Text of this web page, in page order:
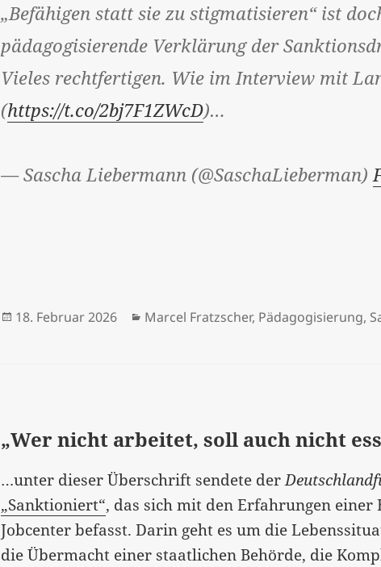
„Befähigen statt sie zu stigmatisieren“ ist
pädagogisierende Verklärung der
Vieles rechtfertigen. Wie im Interview mit
(https://t.co/2bj7F1ZWcD)…
— Sascha Liebermann (@SaschaLieberman)
Veröffentlicht
18. Februar 2026 Kategorien
Marcel Fratzscher, Pädagogisierung,
„Wer nicht arbeitet, soll auch nicht
…unter dieser Überschrift sendete der
„Sanktioniert“, das sich mit den Erfahrungen
Jobcenter befasst. Darin geht es um die
die Übermacht einer staatlichen Behörde, die